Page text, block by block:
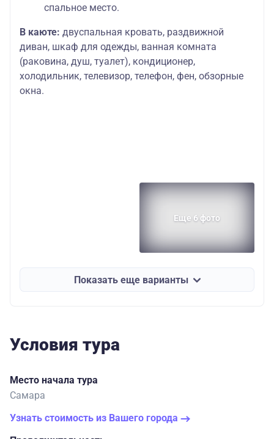
спальное место.
В каюте: двуспальная кровать, раздвижной
диван, шкаф для одежды, ванная комната
(раковина, душ, туалет), кондиционер,
холодильник, телевизор, телефон, фен, обзорные
окна.
Еще 6 фото
Показать еще варианты
Условия тура
Место начала тура
Самара
Узнать стоимость из Вашего города